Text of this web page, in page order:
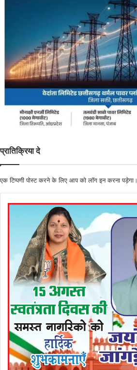
प्रातिक्रिया दे
एक टिप्पणी पोस्ट करने के लिए आप कोलॉग इनकरना पड़ेगा।